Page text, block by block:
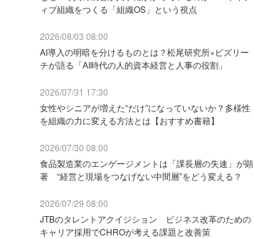
ィブ組織をつくる「組織OS」という視点
2026/08/03 08:00
AI導入の明暗を分けるものとは？松尾研究所×ビズリー
チが語る「AI時代の人的資本経営と人事の役割」
2026/07/31 17:30
女性やシニアが増えた“だけ”になっていないか？多様性
を組織の力に変える方法とは【おすすめ書籍】
2026/07/30 08:00
食品製造業のエンゲージメントは「課長層の失速」が顕
著 “経営と現場をつなげない中間層”をどう変える？
2026/07/29 08:00
JTBのタレントアクイジション ビジネス改革のための
キャリア採用でCHROが考える課題と改善策